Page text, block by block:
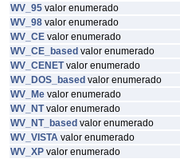
WV_95 valor enumerado
WV_98 valor enumerado
WV_CE valor enumerado
WV_CE_based valor enumerado
WV_CENETvalor enumerado
WV_DOS_based valor enumerado
WV_Me valor enumerado
WV_NTvalor enumerado
WV_NT_based valor enumerado
WV_VISTA valor enumerado
WV_XP valor enumerado